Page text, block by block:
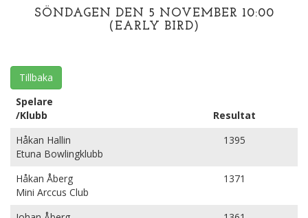
SÖNDAGEN DEN 5 NOVEMBER 10:00
(EARLY BIRD)
Tillbaka
Spelare
/Klubb
Resultat
Håkan Hallin
Etuna Bowlingklubb
1395
Håkan Åberg
Mini Arccus Club
1371